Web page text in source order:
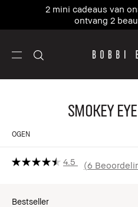
2 mini cadeaus van
ontvang 2
Smokey
OGEN
4.5 6
Bestseller